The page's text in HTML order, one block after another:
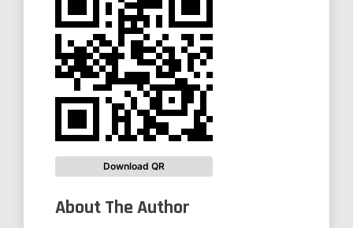
Download QR
About The Author